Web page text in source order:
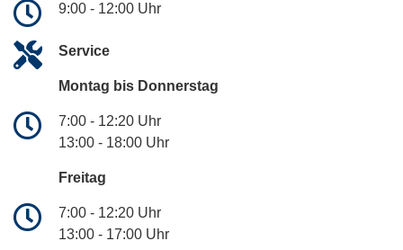
9:00 - 12:00 Uhr
Service
Montag bis Donnerstag
7:00 - 12:20 Uhr
13:00 - 18:00 Uhr
Freitag
7:00 - 12:20 Uhr
13:00 - 17:00 Uhr